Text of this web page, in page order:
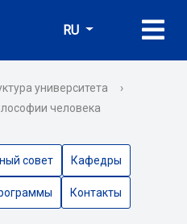
RU
университета
›
человека
совет Кафедры
Контакты